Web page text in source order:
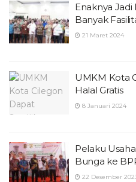
Enaknya
Banyak
21 Maret 2024
UMKM Kota
Halal Gratis
8 Januari 2024
Pelaku
Bunga ke
22 Desember